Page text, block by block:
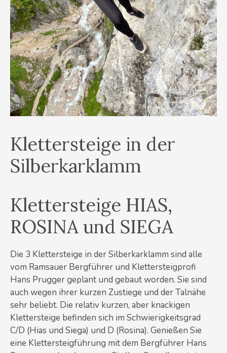
Klettersteige in der
Silberkarklamm
Klettersteige HIAS,
ROSINA und SIEGA
Die 3 Klettersteige in der Silberkarklamm sind alle
vom Ramsauer Bergführer und Klettersteigprofi
Hans Prugger geplant und gebaut worden. Sie sind
auch wegen ihrer kurzen Zustiege und der Talnähe
sehr beliebt. Die relativ kurzen, aber knackigen
Klettersteige befinden sich im Schwierigkeitsgrad
C/D (Hias und Siega) und D (Rosina). Genießen Sie
eine Klettersteigführung mit dem Bergführer Hans